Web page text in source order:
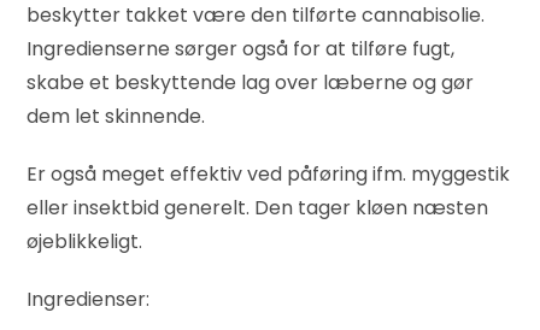
beskytter takket være den tilførte cannabisolie.
Ingredienserne sørger også for at tilføre fugt,
skabe et beskyttende lag over læberne og gør
dem let skinnende.
Er også meget effektiv ved påføring ifm. myggestik
eller insektbid generelt. Den tager kløen næsten
øjeblikkeligt.
Ingredienser: